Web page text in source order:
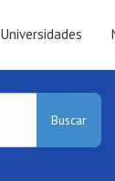
Universidades
Buscar